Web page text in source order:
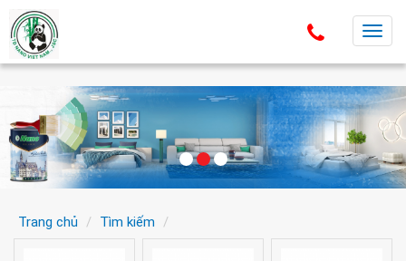
T
g
n
a
i
Trang chủ Tìm kiếm